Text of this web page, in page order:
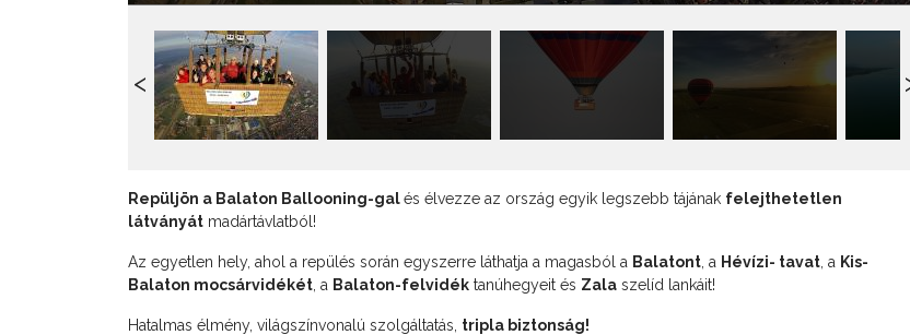
Repüljön a Balaton Ballooning-galés élvezze az ország egyik legszebb tájának felejthetetlen
látványát madártávlatból!
Az egyetlen hely, ahol a repülés során egyszerre láthatja a magasból a Balatont , a Hévízi- tavat , a Kis-
Balaton mocsárvidékét , a Balaton-felvidék tanúhegyeit és Zala szelíd lankáit!
Hatalmas élmény, világszínvonalú szolgáltatás, tripla biztonság!